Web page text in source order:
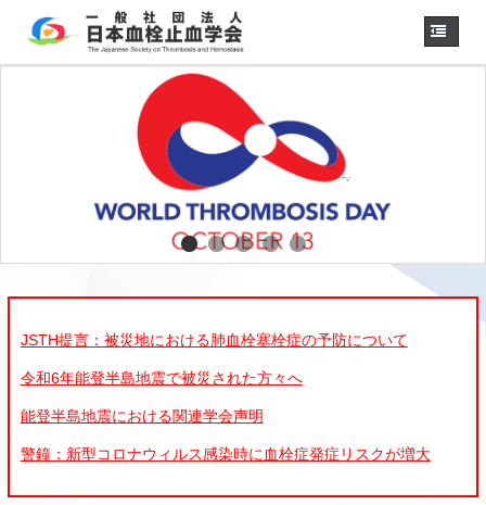
・理事長挨拶
認定医制度
学術集会
会員専用
事務手続き（入退会・変更）
リンク
JSTH提言：被災地における肺血栓塞栓症の予防について
令和6年能登半島地震で被災された方々へ
能登半島地震における関連学会声明
警鐘：新型コロナウィルス感染時に血栓症発症リスクが増大